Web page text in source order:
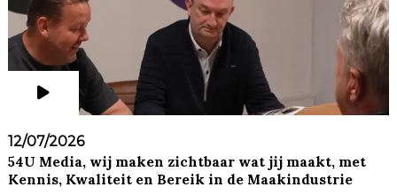
12/07/2026
54U Media, wij maken zichtbaar wat jij maakt, met
Kennis, Kwaliteit en Bereik in de Maakindustrie